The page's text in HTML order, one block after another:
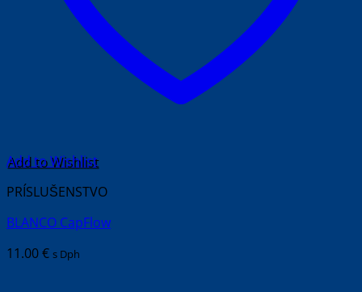
Add to Wishlist
PRÍSLUŠENSTVO
BLANCO CapFlow
11.00€ s Dph